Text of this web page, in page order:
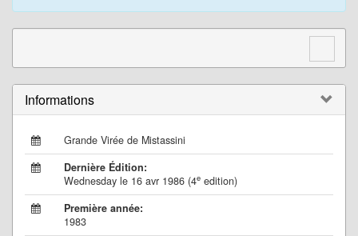
o
Informations
Grande Virée de Mistassini
Dernière Édition:
Wednesday le 16 avr 1986 (4e edition)
Première année:
1983